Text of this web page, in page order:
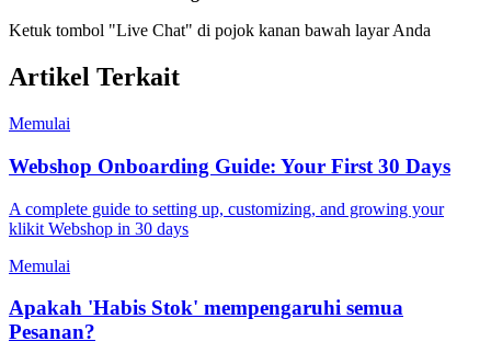
Ketuk tombol "Live Chat" di pojok kanan bawah layar Anda
Artikel Terkait
Memulai
Webshop Onboarding Guide: Your First 30 Days
A complete guide to setting up, customizing, and growing your
klikit Webshop in 30 days
Memulai
Apakah 'Habis Stok' mempengaruhi semua
Pesanan?